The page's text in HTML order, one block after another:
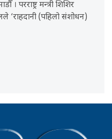
। परराष्ट्र मन्त्री शिशिर
‘राहदानी (पहिलो संशोधन)